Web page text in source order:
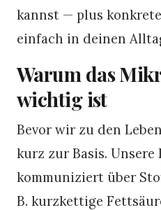
kannst — plus
einfach in deinen
Warum das
wichtig ist
Bevor wir zu den
kurz zur Basis. Unsere
kommuniziert über
B. kurzkettige